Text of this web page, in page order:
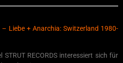
– Liebe + Anarchia: Switzerland 1980-
RECORDS interessiert sich für